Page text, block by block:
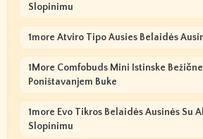
Slopinimu
1more Atviro Tipo Ausies Belaidės
1More Comfobuds Mini Istinske
Poništavanjem Buke
1more Evo Tikros Belaidės Ausinės Su
Slopinimu